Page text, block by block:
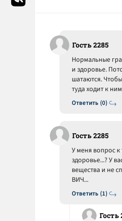
Гость 2285
Ответить (0)
Нормальные
и здоровье.
шатаются.
туда ходит к
Гость 2285
Ответить (1)
У меня вопрос к
здоровье...? У
вещества и не
ВИЧ...
Гость